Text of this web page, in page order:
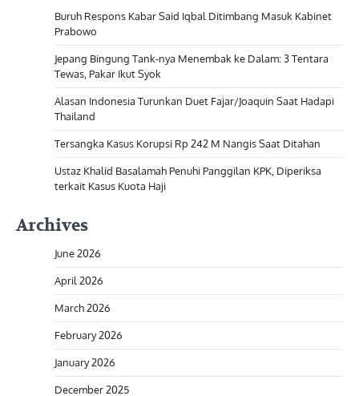
Buruh Respons Kabar Said Iqbal Ditimbang Masuk Kabinet
Prabowo
Jepang Bingung Tank-nya Menembak ke Dalam: 3 Tentara
Tewas, Pakar Ikut Syok
Alasan Indonesia Turunkan Duet Fajar/Joaquin Saat Hadapi
Thailand
Tersangka Kasus Korupsi Rp 242 M Nangis Saat Ditahan
Ustaz Khalid Basalamah Penuhi Panggilan KPK, Diperiksa
terkait Kasus Kuota Haji
Archives
June 2026
April 2026
March 2026
February 2026
January 2026
December 2025